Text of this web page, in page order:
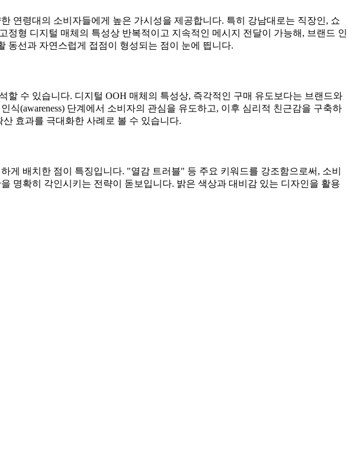
연령대의 소비자들에게 높은 가시성을 제공합니다. 특히 강남대로는 직장인, 쇼
형 디지털 매체의 특성상 반복적이고 지속적인 메시지 전달이 가능해, 브랜드 인
동선과 자연스럽게 접점이 형성되는 점이 눈에 띕니다.
수 있습니다. 디지털 OOH 매체의 특성상, 즉각적인 구매 유도보다는 브랜드와
(awareness) 단계에서 소비자의 관심을 유도하고, 이후 심리적 친근감을 구축하
효과를 극대화한 사례로 볼 수 있습니다.
배치한 점이 특징입니다. "열감 트러블" 등 주요 키워드를 강조함으로써, 소비
명확히 각인시키는 전략이 돋보입니다. 밝은 색상과 대비감 있는 디자인을 활용